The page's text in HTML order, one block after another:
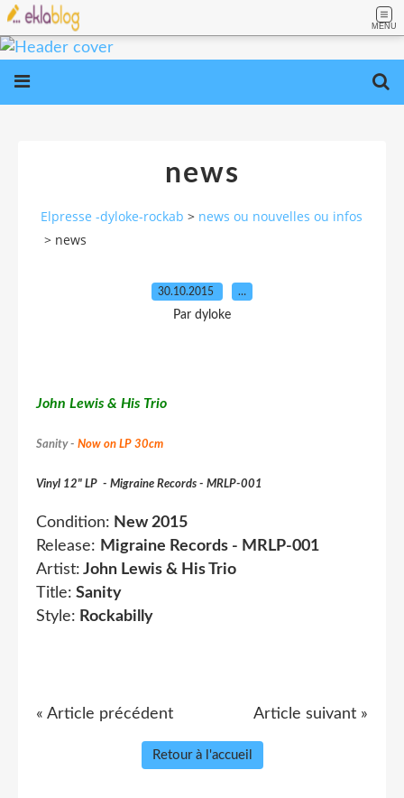
MENU
news
Elpresse -dyloke-rockab > news ou nouvelles ou infos
> news
30.10.2015 …
Par dyloke
John Lewis & His Trio
Sanity - Now on LP 30cm
Vinyl 12" LP - Migraine Records - MRLP-001
Condition: New2015
Release: Migraine Records - MRLP-001
Artist: John Lewis & His Trio
Title: Sanity
Style: Rockabilly
« Article précédent Article suivant »
Retour à l'accueil